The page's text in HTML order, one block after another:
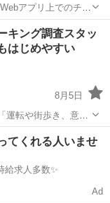
アプリ上でのチェ
キング調査スタッ
はじめやすい
8月5日
運転や街歩き、意外
き状況 🔸設備 など
てくれる人いませ
！高時給求人多数✨
Ad